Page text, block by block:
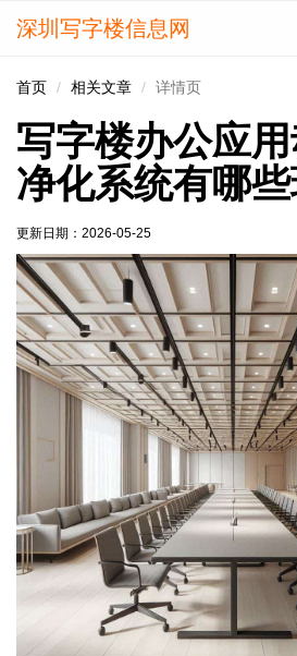
深圳写字楼信息网
首页 相关文章 详情页
写字楼办公应
净化系统有哪
更新日期： 2026-05-25